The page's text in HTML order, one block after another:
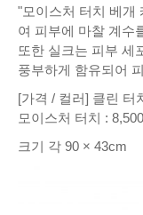
"모이스처 터치 베개
여 피부에 마찰 계수
또한 실크는 피부 세
풍부하게 함유되어
[가격 / 컬러] 클린 터
모이스처 터치 :
크기 각 90 × 43cm